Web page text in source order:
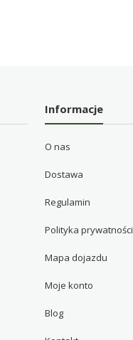
Informacje
O nas
Dostawa
Regulamin
Polityka prywatności
Mapa dojazdu
Moje konto
Blog